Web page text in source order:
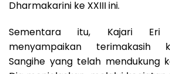
Dharmakarini ke XXIII ini.
Sementara itu, Kajari Eri
menyampaikan terimakasih
Sangihe yang telah mendukung